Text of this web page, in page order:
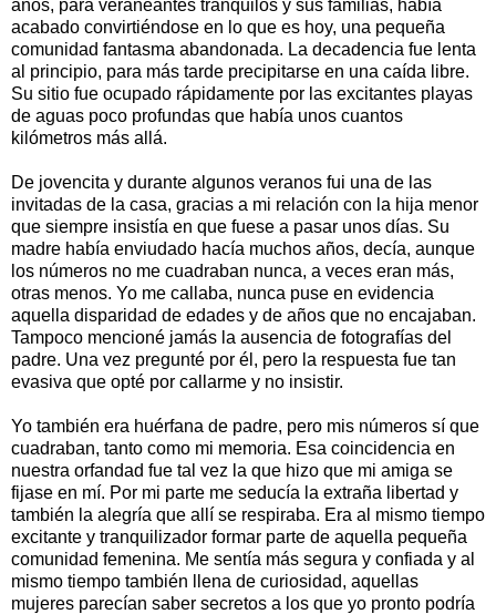
años, para veraneantes tranquilos y sus familias, había
acabado convirtiéndose en lo que es hoy, una pequeña
comunidad fantasma abandonada. La decadencia fue lenta
al principio, para más tarde precipitarse en una caída libre.
Su sitio fue ocupado rápidamente por las excitantes playas
de aguas poco profundas que había unos cuantos
kilómetros más allá.
De jovencita y durante algunos veranos fui una de las
invitadas de la casa, gracias a mi relación con la hija menor
que siempre insistía en que fuese a pasar unos días. Su
madre había enviudado hacía muchos años, decía, aunque
los números no me cuadraban nunca, a veces eran más,
otras menos. Yo me callaba, nunca puse en evidencia
aquella disparidad de edades y de años que no encajaban.
Tampoco mencioné jamás la ausencia de fotografías del
padre. Una vez pregunté por él, pero la respuesta fue tan
evasiva que opté por callarme y no insistir.
Yo también era huérfana de padre, pero mis números sí que
cuadraban, tanto como mi memoria. Esa coincidencia en
nuestra orfandad fue tal vez la que hizo que mi amiga se
fijase en mí. Por mi parte me seducía la extraña libertad y
también la alegría que allí se respiraba. Era al mismo tiempo
excitante y tranquilizador formar parte de aquella pequeña
comunidad femenina. Me sentía más segura y confiada y al
mismo tiempo también llena de curiosidad, aquellas
mujeres parecían saber secretos a los que yo pronto podría